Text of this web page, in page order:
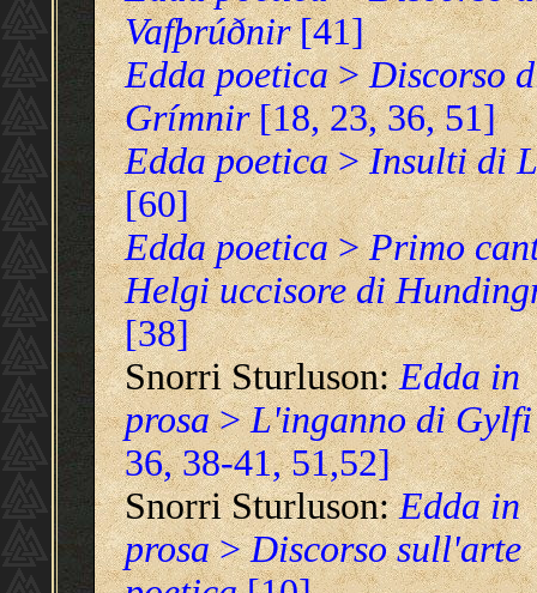
Vafþrúðnir[41]
Edda poetica>Discorso
Grímnir[18, 23, 36, 51]
Edda poetica >Insulti di
[60]
Edda poetica>Primo
Helgi uccisore di
[38]
Snorri Sturluson:Edda in
prosa>L'inganno di Gylfi
36, 38-41, 51,52]
Snorri Sturluson:Edda in
prosa>Discorso sull'arte